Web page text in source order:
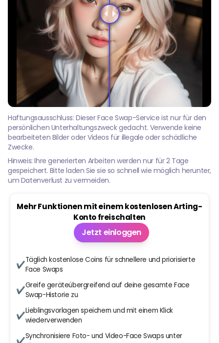
Haftungsausschluss: Dieser Face Swap-Service ist nur für den
persönlichen Unterhaltungszweck gedacht. Verwende keine
bearbeiteten Bilder oder Videos für illegale oder schädliche
Zwecke.
Hinweis: Ihre generierten Arbeiten werden nur für 2 Tage
gespeichert. Bitte laden Sie sie so schnell wie möglich herunter,
um Datenverlust zu vermeiden.
Mehr Funktionen mit einem kostenlosen Arting-
Konto freischalten
Jetzt einloggen
✔Täglich kostenlose Coins für schnellere und priorisierte
Face Swaps
✔Greife geräteübergreifend auf deine gesamte Face
Swap-Historie zu
✔Lieblingsvorlagen speichern und mit einem Klick
wiederverwenden
✔Synchronisiere Foto- und Video-Face Swaps unter